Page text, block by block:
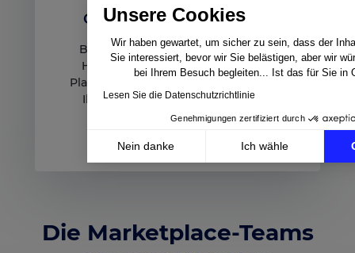
Unsere Cookies
Wir haben gewartet, um sicher zu sein, dass der
Sie interessiert, bevor wir Sie belästigen, aber wir
bei Ihrem Besuch begleiten... Ist das für Sie in
Lesen Sie die Datenschutzrichtlinie
Genehmigungen zertifiziert durch
Nein danke Ich wähle
Gewinnen Sie an Effizienz
Befreien Sie sich von technischen
Hindernissen: Setzen Sie auf eine
Plattform, die Ihnen Zeit spart und es
Ihnen ermöglicht, sich auf neuen
Online-Vertriebskanälen zu
Die Marketplace-Teams